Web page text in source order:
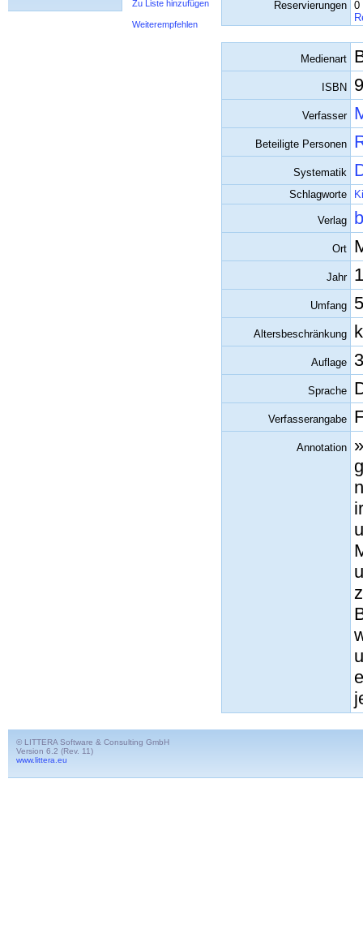
Zu Liste hinzufügen
Weiterempfehlen
Reservierungen 0
Medienart
ISBN
Verfasser
Beteiligte Personen
Systematik
Schlagworte
Verlag
Ort
Jahr
Umfang
Altersbeschränkung
Auflage
Sprache
Verfasserangabe
Annotation
© LITTERA Software & Consulting GmbH
Version 6.2 (Rev. 11)
www.littera.eu